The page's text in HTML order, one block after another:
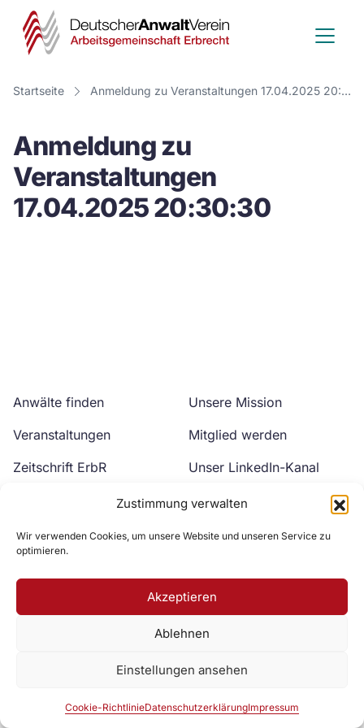
Zustimmung verwalten
Wir verwenden Cookies, um unsere Website und unseren Service zu
optimieren.
Akzeptieren
Ablehnen
Einstellungen ansehen
Cookie-RichtlinieDatenschutzerklärungImpressum
Deutscher
Anwalt
Verein
Startseite Anmeldung zu Veranstaltungen 17.04.2025 20:30:30
Anmeldung zu
Veranstaltungen
17.04.2025 20:30:30
Anwälte finden
Veranstaltungen
Zeitschrift ErbR
Unsere Mission
Mitglied werden
Unser LinkedIn-Kanal
Unser YouTube-Kanal
Zur DAV Webseite